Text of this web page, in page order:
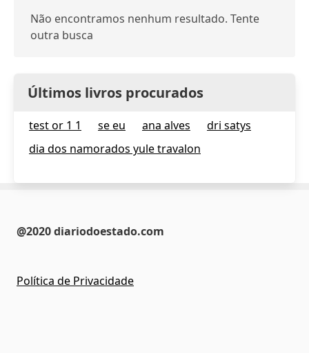
Não encontramos nenhum resultado. Tente
outra busca
Últimos livros procurados
test or 1 1 se eu ana alves
dri satys
dia dos namorados yule travalon
@2020 diariodoestado.com
Política de Privacidade